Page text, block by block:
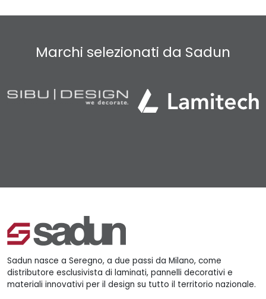
Marchi selezionati da Sadun
Sadun nasce a Seregno, a due passi da Milano, come
distributore esclusivista di laminati, pannelli decorativi e
materiali innovativi per il design su tutto il territorio nazionale.